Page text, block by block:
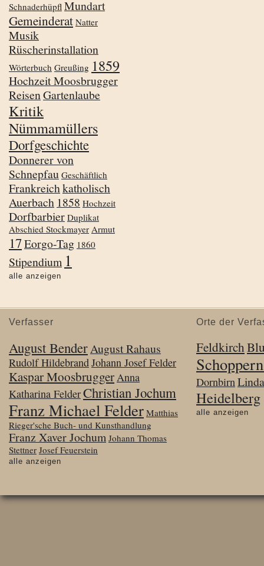
Schnaderhüpfl Mundart
Gemeinderat Natter
Musik
Rüscherinstallation
Wörterbuch Greußing 1859
Hochzeit Moosbrugger
ReisenGartenlaube
Kritik
Nümmamüllers
Dorfgeschichte
Donnerer von
Schnepfau Geschäftlich
Frankreichkatholisch
Auerbach 1858 Hochzeit
Dorfbarbier Duplikat
Abschied Stockmayer Armut
17Eorgo-Tag 1860
Stipendium 1
alle anzeigen
Verfasser
August BenderAugust Rahaus
Rudolf HildebrandJohann Josef Felder
Kaspar Moosbrugger Anna
Katharina FelderChristian Jochum
Franz Michael Felder Matthias
Rieger'sche Buch- und Kunsthandlung
Franz Xaver Jochum Johann Thomas
Stettner Josef Feuerstein
alle anzeigen
Orte der
Feldkirch
Dornbirn
Heidelberg
alle anzeigen